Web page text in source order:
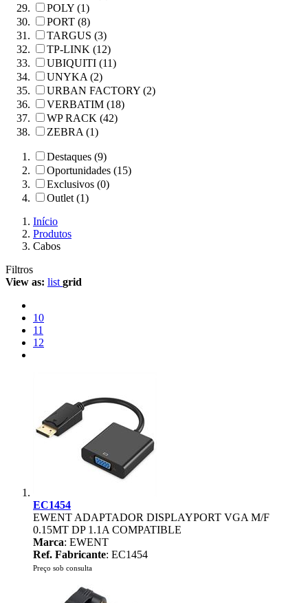
POLY (1)
PORT (8)
TARGUS (3)
TP-LINK (12)
UBIQUITI (11)
UNYKA (2)
URBAN FACTORY (2)
VERBATIM (18)
WP RACK (42)
ZEBRA (1)
Destaques (9)
Oportunidades (15)
Exclusivos (0)
Outlet (1)
Início
Produtos
Cabos
Filtros
View as: list grid
10
11
12
EC1454
EWENT ADAPTADOR DISPLAYPORT VGA M/F
0.15MT DP 1.1A COMPATIBLE
Marca: EWENT
Ref. Fabricante: EC1454
Preço sob consulta